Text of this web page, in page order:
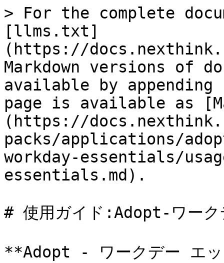
> For the complete
[llms.txt]
(https://
Markdown versions of
available by
page is available as
(https://
packs/applications/
workday-essentials/
essentials.md).
# 使用ガイド:Adopt-ワーク
**Adopt - ワークデー エッ